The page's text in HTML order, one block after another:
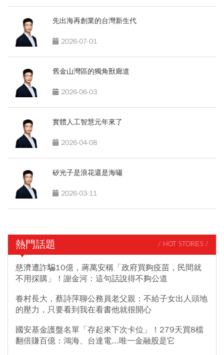
先出海再創業的台灣新生代
2026-07-01
舊金山灣區的獨角獸廊道
2026-06-03
實體人工智慧元年來了
2026-04-08
矽光子是浪花還是海嘯
2026-03-11
熱門話題 / HOT STORIES /
慈濟遭詐騙10億，蔣萬安稱「政府買夠疫苗，民間就
不用採購」！謝金河：這句話說得不夠公道
眷村長大，蔡詩萍聊公務員老父親：不給子女出人頭地
的壓力，只要看到我在看書他就很開心
國安基金護盤名單「存起來下次卡位」！279天買8檔
翻倍賺百億：鴻海、台達電...唯一金融股是它